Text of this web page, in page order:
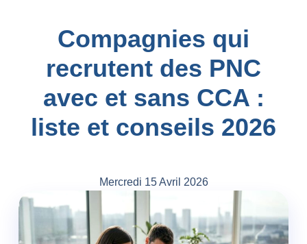
Compagnies qui
recrutent des PNC
avec et sans CCA :
liste et conseils 2026
Mercredi 15 Avril 2026